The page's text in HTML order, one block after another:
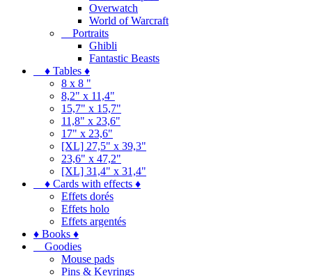
Overwatch
World of Warcraft
Portraits
Ghibli
Fantastic Beasts
♦ Tables ♦
8 x 8 "
8,2" x 11,4"
15,7" x 15,7"
11,8" x 23,6"
17" x 23,6"
[XL] 27,5" x 39,3"
23,6" x 47,2"
[XL] 31,4" x 31,4"
♦ Cards with effects ♦
Effets dorés
Effets holo
Effets argentés
♦ Books ♦
Goodies
Mouse pads
Pins & Keyrings